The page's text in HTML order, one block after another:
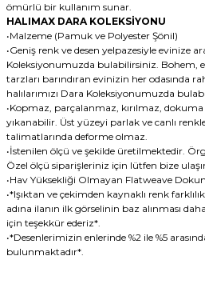
ömürlü bir kullanım sunar.
HALIMAX DARA KOLEKSİYONU
•Malzeme (Pamuk ve Polyester Şönil)
•Geniş renk ve desen yelpazesiyle evinize
Koleksiyonumuzda bulabilirsiniz. Bohem,
tarzları barındıran evinizin her odasında
halılarımızı Dara Koleksiyonumuzda
•Kopmaz, parçalanmaz, kırılmaz,
yıkanabilir. Üst yüzeyi parlak ve canlı
talimatlarında deforme olmaz.
•İstenilen ölçü ve şekilde üretilmektedir.
Özel ölçü siparişleriniz için lütfen bize
•Hav Yüksekliği Olmayan Flatweave
•*Işıktan ve çekimden kaynaklı renk
adına ilanın ilk görselinin baz alınması
için teşekkür ederiz*.
•*Desenlerimizin enlerinde %2 ile %5
bulunmaktadır*.